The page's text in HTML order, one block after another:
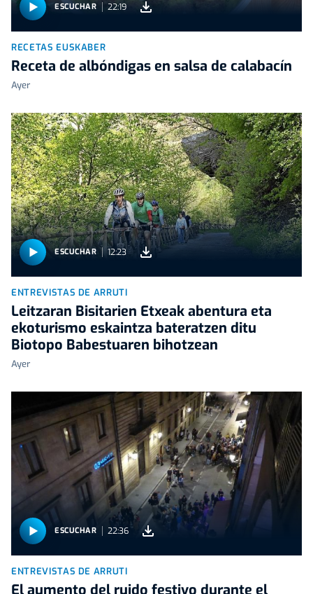
ESCUCHAR 22:19
RECETAS EUSKABER
Receta de albóndigas en salsa de calabacín
Ayer
ESCUCHAR 12:23
ENTREVISTAS DE ARRUTI
Leitzaran Bisitarien Etxeak abentura eta
ekoturismo eskaintza bateratzen ditu
Biotopo Babestuaren bihotzean
Ayer
ESCUCHAR 22:36
ENTREVISTAS DE ARRUTI
El aumento del ruido festivo durante el